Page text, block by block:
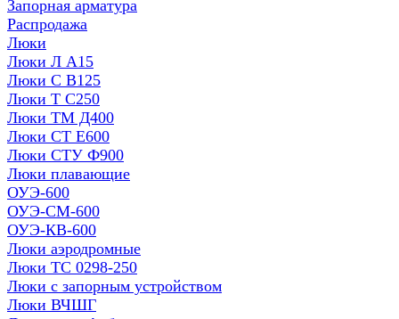
Запорная арматура
Распродажа
Люки
Люки Л А15
Люки С В125
Люки Т С250
Люки ТМ Д400
Люки СТ Е600
Люки СТУ Ф900
Люки плавающие
ОУЭ-600
ОУЭ-СМ-600
ОУЭ-КВ-600
Люки аэродромные
Люки ТС 0298-250
Люки с запорным устройством
Люки ВЧШГ